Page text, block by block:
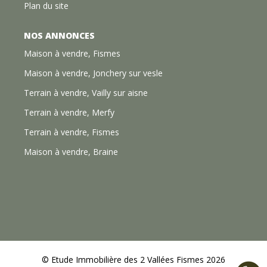
Plan du site
NOS ANNONCES
Maison à vendre, Fismes
Maison à vendre, Jonchery sur vesle
Terrain à vendre, Vailly sur aisne
Terrain à vendre, Merfy
Terrain à vendre, Fismes
Maison à vendre, Braine
© Etude Immobilière des 2 Vallées Fismes 2026